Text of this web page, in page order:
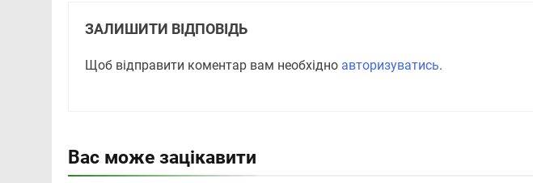
ЗАЛИШИТИ ВІДПОВІДЬ
Щоб відправити коментар вам необхідно авторизуватись.
Вас може зацікавити